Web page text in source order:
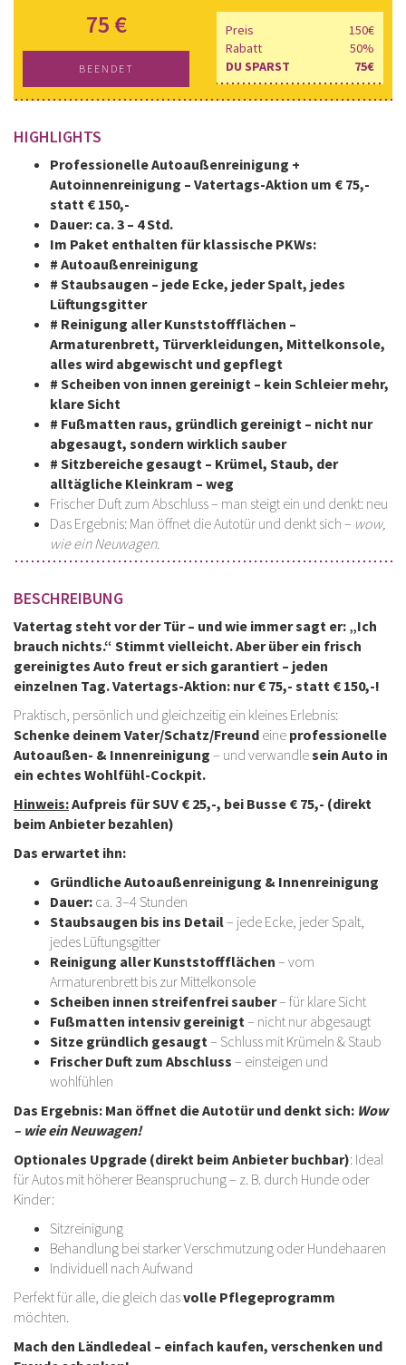
75 €
BEENDET
Preis
150€
Rabatt
50%
DU SPARST
75€
HIGHLIGHTS
Professionelle Autoaußenreinigung +
Autoinnenreinigung – Vatertags-Aktion um € 75,-
statt € 150,-
Dauer: ca. 3 – 4 Std.
Im Paket enthalten für klassische PKWs:
# Autoaußenreinigung
# Staubsaugen – jede Ecke, jeder Spalt, jedes
Lüftungsgitter
# Reinigung aller Kunststoffflächen –
Armaturenbrett, Türverkleidungen, Mittelkonsole,
alles wird abgewischt und gepflegt
# Scheiben von innen gereinigt – kein Schleier mehr,
klare Sicht
# Fußmatten raus, gründlich gereinigt – nicht nur
abgesaugt, sondern wirklich sauber
# Sitzbereiche gesaugt – Krümel, Staub, der
alltägliche Kleinkram – weg
Frischer Duft zum Abschluss – man steigt ein und denkt: neu
Das Ergebnis: Man öffnet die Autotür und denkt sich – wow,
wie ein Neuwagen.
BESCHREIBUNG
Vatertag steht vor der Tür – und wie immer sagt er: „Ich
brauch nichts.“ Stimmt vielleicht. Aber über ein frisch
gereinigtes Auto freut er sich garantiert – jeden
einzelnen Tag. Vatertags-Aktion: nur € 75,- statt € 150,-!
Praktisch, persönlich und gleichzeitig ein kleines Erlebnis:
Schenke deinem Vater/Schatz/Freund eine professionelle
Autoaußen- & Innenreinigung – und verwandlesein Auto in
ein echtes Wohlfühl-Cockpit.
Hinweis:Aufpreis für SUV € 25,-, bei Busse € 75,- (direkt
beim Anbieter bezahlen)
Das erwartet ihn:
Gründliche Autoaußenreinigung & Innenreinigung
Dauer: ca. 3–4 Stunden
Staubsaugen bis ins Detail– jede Ecke, jeder Spalt,
jedes Lüftungsgitter
Reinigung aller Kunststoffflächen – vom
Armaturenbrett bis zur Mittelkonsole
Scheiben innen streifenfrei sauber– für klare Sicht
Fußmatten intensiv gereinigt– nicht nur abgesaugt
Sitze gründlich gesaugt– Schluss mit Krümeln & Staub
Frischer Duft zum Abschluss – einsteigen und
wohlfühlen
Das Ergebnis: Man öffnet die Autotür und denkt sich: Wow
– wie ein Neuwagen!
Optionales Upgrade (direkt beim Anbieter buchbar): Ideal
für Autos mit höherer Beanspruchung – z. B. durch Hunde oder
Kinder:
Sitzreinigung
Behandlung bei starker Verschmutzung oder Hundehaaren
Individuell nach Aufwand
Perfekt für alle, die gleich dasvolle Pflegeprogramm
möchten.
Mach den Ländledeal – einfach kaufen, verschenken und